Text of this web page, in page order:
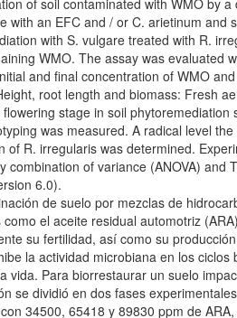
of soil contaminated with WMO by
with an EFC and / or C. arietinum and
with S. vulgare treated with R.
WMO. The assay was evaluated
and final concentration of WMO
root length and biomass: Fresh
stage in soil phytoremediation
was measured. A radical level
of R. irregularis was determined.
combination of variance (ANOVA) and
6.0).
de suelo por mezclas de
el aceite residual automotriz
su fertilidad, así como su
la actividad microbiana en los ciclos
vida. Para biorrestaurar un suelo
se dividió en dos fases
34500, 65418 y 89830 ppm de